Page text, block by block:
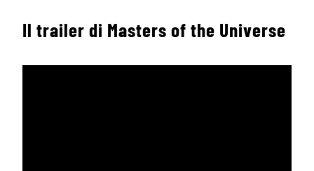
Il trailer di Masters of the Universe